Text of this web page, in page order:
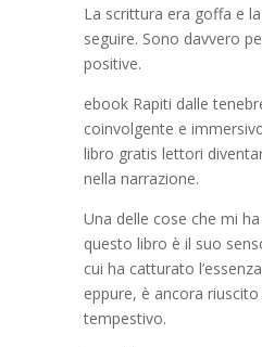
La scrittura era goffa e
seguire. Sono davvero
positive.
ebook Rapiti dalle
coinvolgente e
libro gratis lettori
nella narrazione.
Una delle cose che mi
questo libro è il suo
cui ha catturato
eppure, è ancora
tempestivo.